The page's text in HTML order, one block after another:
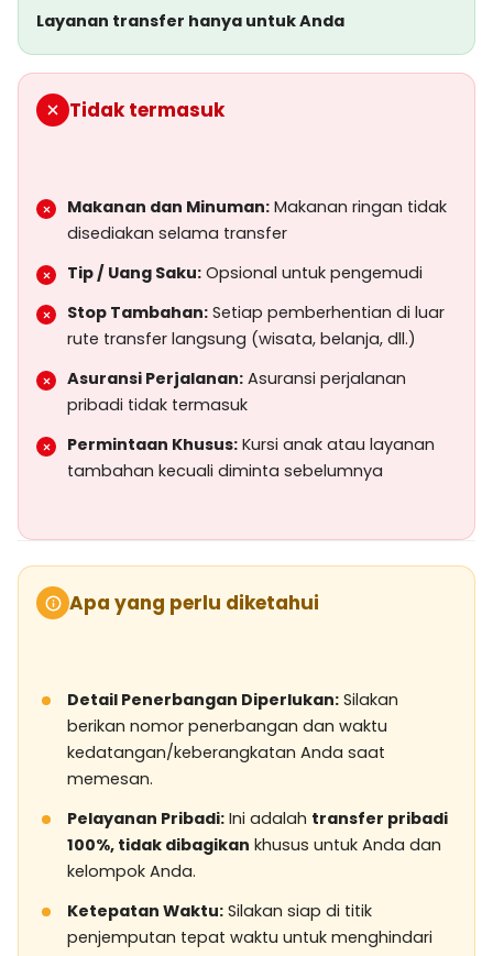
Layanan transfer hanya untuk Anda
Tidak termasuk
Makanan dan Minuman: Makanan ringan tidak
disediakan selama transfer
Tip / Uang Saku: Opsional untuk pengemudi
Stop Tambahan: Setiap pemberhentian di luar
rute transfer langsung (wisata, belanja, dll.)
Asuransi Perjalanan: Asuransi perjalanan
pribadi tidak termasuk
Permintaan Khusus: Kursi anak atau layanan
tambahan kecuali diminta sebelumnya
Apa yang perlu diketahui
Detail Penerbangan Diperlukan: Silakan
berikan nomor penerbangan dan waktu
kedatangan/keberangkatan Anda saat
memesan.
Pelayanan Pribadi: Ini adalah transfer pribadi
100%, tidak dibagikan khusus untuk Anda dan
kelompok Anda.
Ketepatan Waktu: Silakan siap di titik
penjemputan tepat waktu untuk menghindari